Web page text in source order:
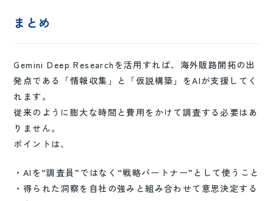
まとめ
Gemini Deep Researchを活用すれば、海外販路開拓の出
発点である「情報収集」と「仮説構築」をAIが支援してく
れます。
従来のように膨大な時間と費用をかけて調査する必要はあ
りません。
ポイントは、
・AIを“調査員”ではなく“戦略パートナー”として使うこと
・得られた洞察を自社の強みと組み合わせて意思決定する